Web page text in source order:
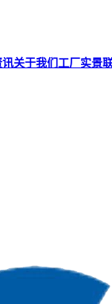
讯关于我们 工厂实景